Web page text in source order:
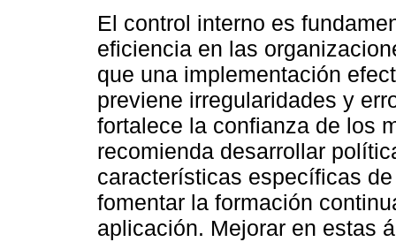
El control interno es
eficiencia en las
que una implementación
previene irregularidades y
fortalece la confianza de los
recomienda desarrollar
características específicas
fomentar la formación
aplicación. Mejorar en estas